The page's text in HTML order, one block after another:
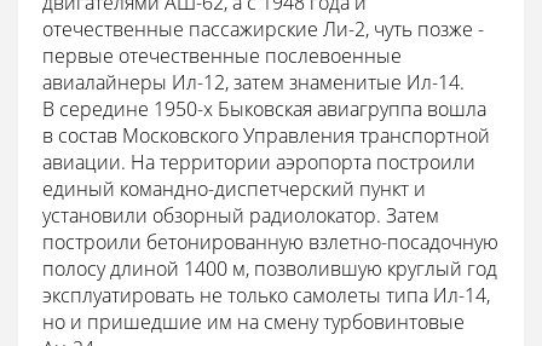
отечественные пассажирские Ли-2, чуть позже -
первые отечественные послевоенные
авиалайнеры Ил-12, затем знаменитые Ил-14.
В середине 1950-х Быковская авиагруппа вошла
в состав Московского Управления транспортной
авиации. На территории аэропорта построили
единый командно-диспетчерский пункт и
установили обзорный радиолокатор. Затем
построили бетонированную взлетно-посадочную
полосу длиной 1400 м, позволившую круглый год
эксплуатировать не только самолеты типа Ил-14,
но и пришедшие им на смену турбовинтовые